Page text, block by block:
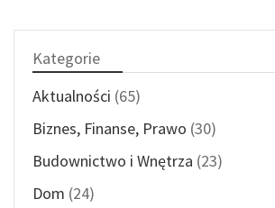
Kategorie
Aktualności (65)
Biznes, Finanse, Prawo (30)
Budownictwo i Wnętrza (23)
Dom (24)